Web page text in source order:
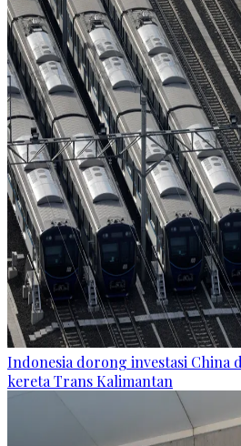
Indonesia dorong investasi China
kereta Trans Kalimantan